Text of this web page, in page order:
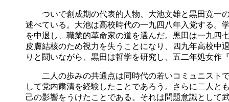
ついで創成期の代表的人物、大池文雄と黒田寛一
述べている。大池は高校時代の一九四八年入党する。
を中退し、職業的革命家の道を選んだ。黒田は一九四
皮膚結核のため視力を失うことになり、四九年高校中
りと闘いながら、黒田は哲学を研究し、五二年処女作
二人の歩みの共通点は同時代の若いコミュニスト
して党内粛清を経験したことであろう。さらに二人と
己の影響をうけたことである。それは問題意識として